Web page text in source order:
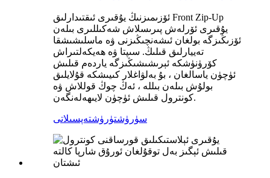
ئۆزىمىزنىڭ يۇقىرى ئىقتىدارلىق Front Zip-Up
يۇقىرى ئۆرلەش پىرىسلاش شەكىللىرى بىلەن
ئۆزىڭىزگە بولغان ئىشەنچىڭىزنى ۋە ماسلىشىشقا
تەييارلىق قىلىڭ. سىپتا ۋە ھەيكەلتىراش
كۆرۈنۈشكە ئېرىشىشىڭىزگە ياردەم قىلىش
ئۈچۈن ياسالغان ، بۇ بەلۋاغلار كىيىشكە قۇلايلىق
بولۇش بىلەن بىللە ، ئەڭ چوڭ قوللاش ۋە
كونترول قىلىش ئۈچۈن لايىھەلەنگەن.
سۈرۈشتۈرۈشتەپسىلاتى